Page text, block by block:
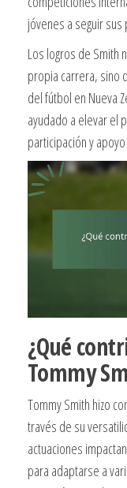
jóvenes a seguir sus
Los logros de Smith
propia carrera, sino
del fútbol en Nueva
ayudado a elevar el
participación y
¿Qué
Tommy
Tommy Smith hizo
través de su
actuaciones
para adaptarse a